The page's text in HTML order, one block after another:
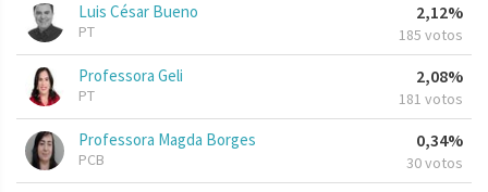
Luis César Bueno
PT
2,12%
185 votos
Professora Geli
PT
2,08%
181 votos
Professora Magda Borges
PCB
0,34%
30 votos